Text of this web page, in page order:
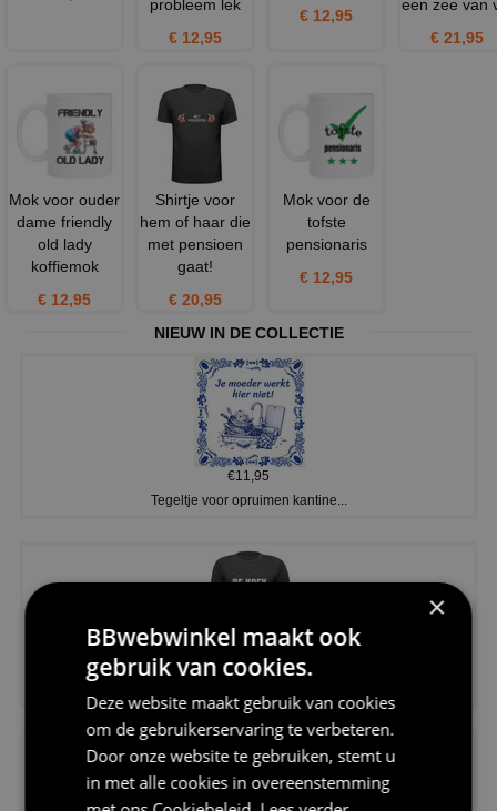
probleem lek
€ 12,95
€ 12,95
een zee van
€ 21,95
Mok voor ouder
dame friendly
old lady
koffiemok
€ 12,95
Shirtje voor
hem of haar die
met pensioen
gaat!
€ 20,95
Mok voor de
tofste
pensionaris
€ 12,95
NIEUW IN DE COLLECTIE
€11,95
Tegeltje voor opruimen kantine...
€20,95
×
BBwebwinkel maakt ook
gebruik van cookies.
Deze website maakt gebruik van cookies
om de gebruikerservaring te verbeteren.
Door onze website te gebruiken, stemt u
in met alle cookies in overeenstemming